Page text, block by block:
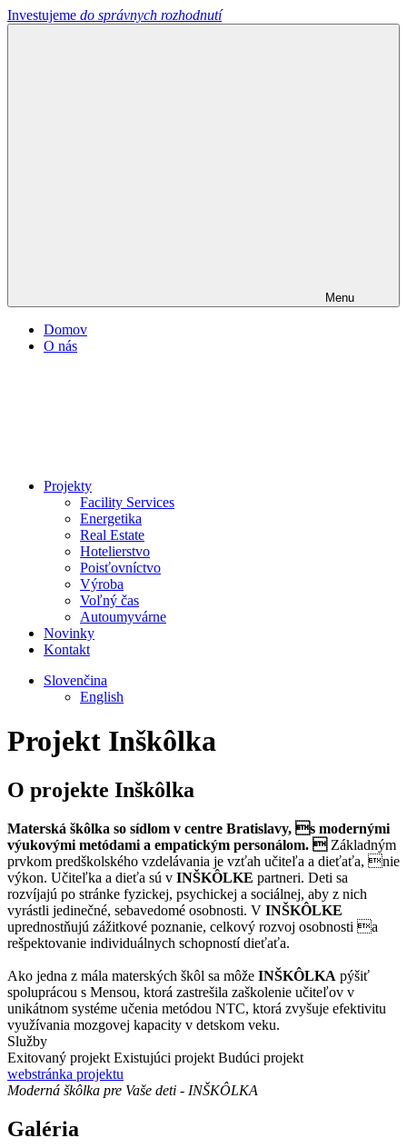
Investujeme do správnych rozhodnutí
Menu
Domov
O nás
Projekty
Facility Services
Energetika
Real Estate
Hotelierstvo
Poisťovníctvo
Výroba
Voľný čas
Autoumyvárne
Novinky
Kontakt
Slovenčina
English
Projekt Inškôlka
O projekte Inškôlka
Materská škôlka so sídlom v centre Bratislavy, s modernými
výukovými metódami a empatickým personálom. Základným
prvkom predškolského vzdelávania je vzťah učiteľa a dieťaťa, nie
výkon. Učiteľka a dieťa sú v INŠKÔLKE partneri. Deti sa
rozvíjajú po stránke fyzickej, psychickej a sociálnej, aby z nich
vyrástli jedinečné, sebavedomé osobnosti. V INŠKÔLKE
uprednostňujú zážitkové poznanie, celkový rozvoj osobnosti a
rešpektovanie individuálnych schopností dieťaťa.
Ako jedna z mála materských škôl sa môže INŠKÔLKA pýšiť
spoluprácou s Mensou, ktorá zastrešila zaškolenie učiteľov v
unikátnom systéme učenia metódou NTC, ktorá zvyšuje efektivitu
využívania mozgovej kapacity v detskom veku.
Služby
Exitovaný projekt Existujúci projekt Budúci projekt
webstránka projektu
Moderná škôlka pre Vaše deti - INŠKÔLKA
Galéria